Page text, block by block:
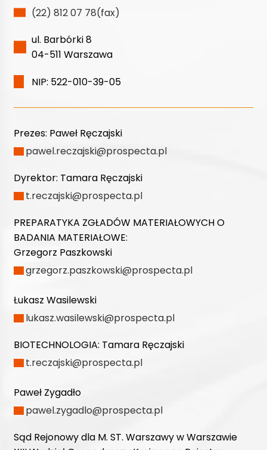
(22) 812 07 78(fax)
ul. Barbórki 8
04-511 Warszawa
NIP: 522-010-39-05
Prezes: Paweł Ręczajski
pawel.reczajski@prospecta.pl
Dyrektor: Tamara Ręczajski
t.reczajski@prospecta.pl
PREPARATYKA ZGŁADÓW MATERIAŁOWYCH O
BADANIA MATERIAŁOWE:
Grzegorz Paszkowski
grzegorz.paszkowski@prospecta.pl
Łukasz Wasilewski
lukasz.wasilewski@prospecta.pl
BIOTECHNOLOGIA: Tamara Ręczajski
t.reczajski@prospecta.pl
Paweł Zygadło
pawel.zygadlo@prospecta.pl
Sąd Rejonowy dla M. ST. Warszawy w Warszawie